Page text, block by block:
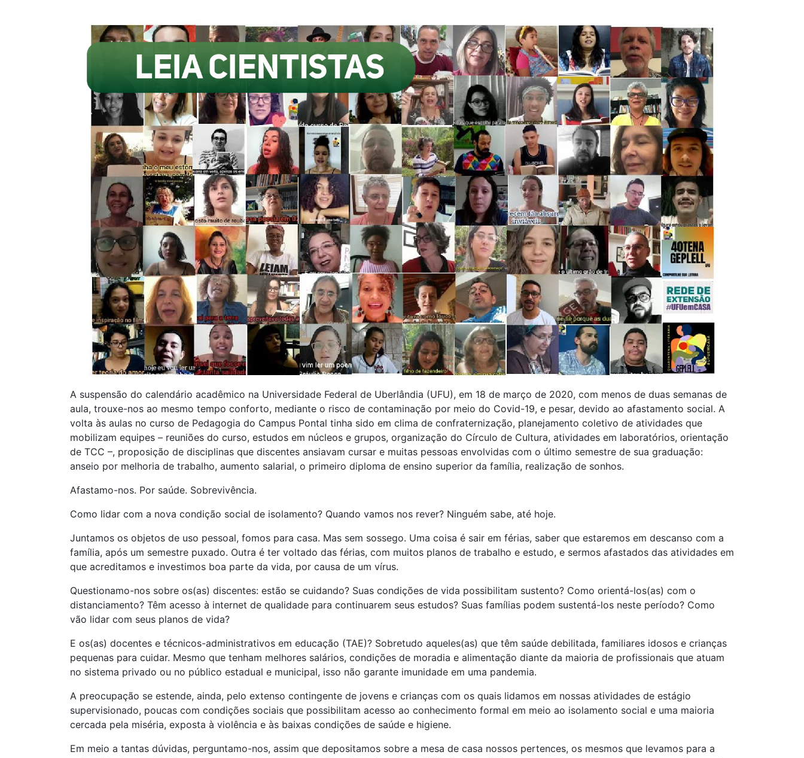
A suspensão do calendário acadêmico na Universidade Federal de Uberlândia (UFU), em 18 de março de 2020, com menos de duas semanas de
aula, trouxe-nos ao mesmo tempo conforto, mediante o risco de contaminação por meio do Covid-19, e pesar, devido ao afastamento social. A
volta às aulas no curso de Pedagogia do Campus Pontal tinha sido em clima de confraternização, planejamento coletivo de atividades que
mobilizam equipes – reuniões do curso, estudos em núcleos e grupos, organização do Círculo de Cultura, atividades em laboratórios, orientação
de TCC –, proposição de disciplinas que discentes ansiavam cursar e muitas pessoas envolvidas com o último semestre de sua graduação:
anseio por melhoria de trabalho, aumento salarial, o primeiro diploma de ensino superior da família, realização de sonhos.
Afastamo-nos. Por saúde. Sobrevivência.
Como lidar com a nova condição social de isolamento? Quando vamos nos rever? Ninguém sabe, até hoje.
Juntamos os objetos de uso pessoal, fomos para casa. Mas sem sossego. Uma coisa é sair em férias, saber que estaremos em descanso com a
família, após um semestre puxado. Outra é ter voltado das férias, com muitos planos de trabalho e estudo, e sermos afastados das atividades em
que acreditamos e investimos boa parte da vida, por causa de um vírus.
Questionamo-nos sobre os(as) discentes: estão se cuidando? Suas condições de vida possibilitam sustento? Como orientá-los(as) com o
distanciamento? Têm acesso à internet de qualidade para continuarem seus estudos? Suas famílias podem sustentá-los neste período? Como
vão lidar com seus planos de vida?
E os(as) docentes e técnicos-administrativos em educação (TAE)? Sobretudo aqueles(as) que têm saúde debilitada, familiares idosos e crianças
pequenas para cuidar. Mesmo que tenham melhores salários, condições de moradia e alimentação diante da maioria de profissionais que atuam
no sistema privado ou no público estadual e municipal, isso não garante imunidade em uma pandemia.
A preocupação se estende, ainda, pelo extenso contingente de jovens e crianças com os quais lidamos em nossas atividades de estágio
supervisionado, poucas com condições sociais que possibilitam acesso ao conhecimento formal em meio ao isolamento social e uma maioria
cercada pela miséria, exposta à violência e às baixas condições de saúde e higiene.
Em meio a tantas dúvidas, perguntamo-nos, assim que depositamos sobre a mesa de casa nossos pertences, os mesmos que levamos para a